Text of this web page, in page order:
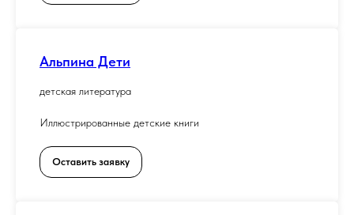
Альпина Дети
детская литература
Иллюстрированные детские книги
Оставить заявку